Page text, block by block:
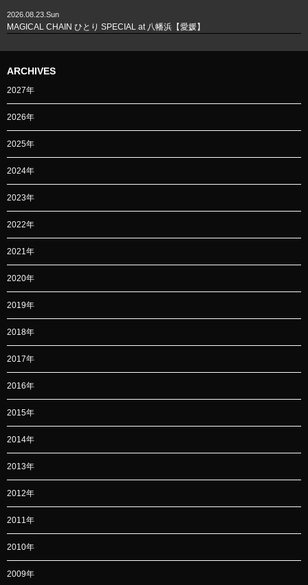
2026.08.23.Sun
MAGICAL CHAIN ひとり SPECIAL at 八幡浜【愛媛】
ARCHIVES
2027年
2026年
2025年
2024年
2023年
2022年
2021年
2020年
2019年
2018年
2017年
2016年
2015年
2014年
2013年
2012年
2011年
2010年
2009年